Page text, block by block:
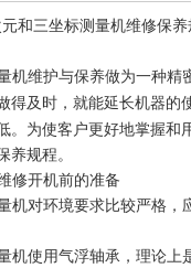
和三坐标测量机维修保养
机维护与保养做为一种精
得及时，就能延长机器的
。为使客户更好地掌握和
规程。
修开机前的准备
机对环境要求比较严格，
机使用气浮轴承，理论上